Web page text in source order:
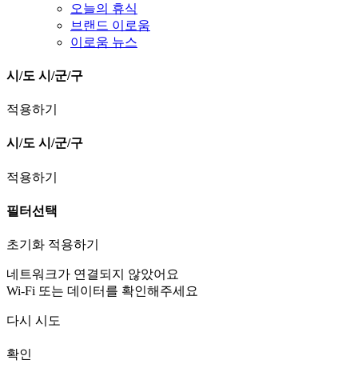
오늘의 휴식
브랜드 이로움
이로움 뉴스
시/도 시/군/구
적용하기
시/도 시/군/구
적용하기
필터선택
초기화 적용하기
네트워크가 연결되지 않았어요
Wi-Fi 또는 데이터를 확인해주세요
다시 시도
확인